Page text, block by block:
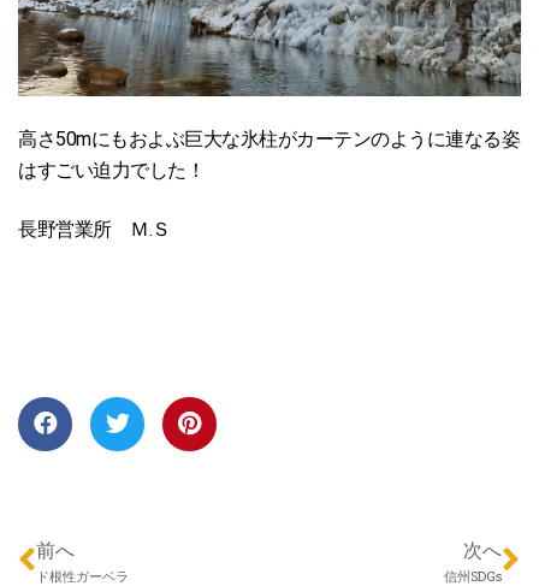
高さ50mにもおよぶ巨大な氷柱がカーテンのように連なる姿
はすごい迫力でした！
長野営業所 Ｍ.Ｓ
前へ
ド根性ガーベラ
次へ
信州SDGs